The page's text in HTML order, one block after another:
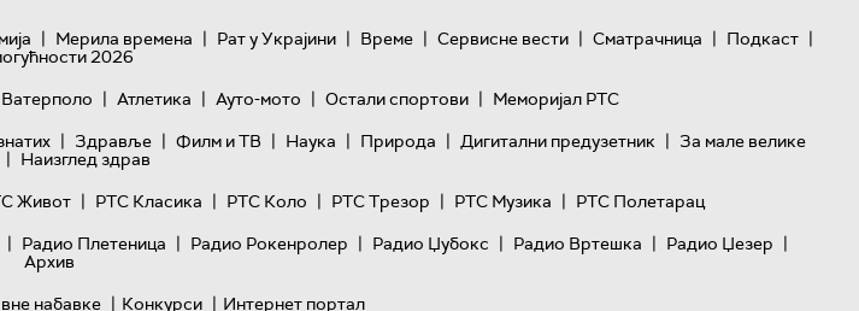
| Мерила времена | Рат у Украјини | Време | Сервисне вести | Сматрачница | Подкаст |
2026
Ватерполо | Атлетика | Ауто-мото | Остали спортови | Меморијал РТС
| Здравље | Филм и ТВ | Наука | Природа | Дигитални предузетник | За мале велике
| Наизглед здрав
Живот | РТС Класика | РТС Коло | РТС Трезор | РТС Музика | РТС Полетарац
| Радио Плетеница | Радио Рокенролер | Радио Џубокс | Радио Вртешка | Радио Џезер |
Архив
набавке | Конкурси | Интернет портал